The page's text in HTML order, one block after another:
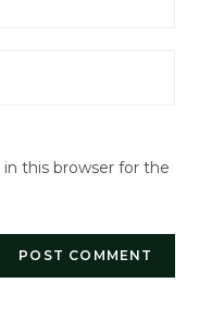
this browser for the